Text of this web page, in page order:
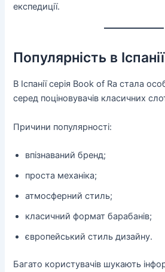
експедиції.
Популярність в Іспанії
В Іспанії серія Book of Ra стала
серед поціновувачів класичних
Причини популярності:
впізнаваний бренд;
проста механіка;
атмосферний стиль;
класичний формат барабанів;
європейський стиль дизайну.
Багато користувачів шукають